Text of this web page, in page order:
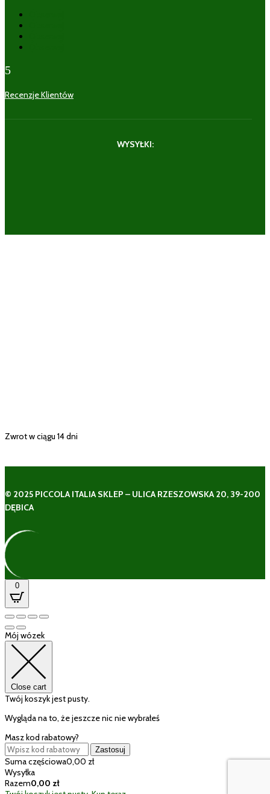
5
Recenzje Klientów
WYSYŁKI:
Zwrot w ciągu 14 dni
© 2025 PICCOLA ITALIA SKLEP – ULICA RZESZOWSKA 20, 39-200
DĘBICA
0
Mój wózek
Close cart
Twój koszyk jest pusty.
Wygląda na to, że jeszcze nic nie wybrałeś
Masz kod rabatowy?
Zastosuj
Suma częściowa0,00 zł
Wysyłka
Razem0,00 zł